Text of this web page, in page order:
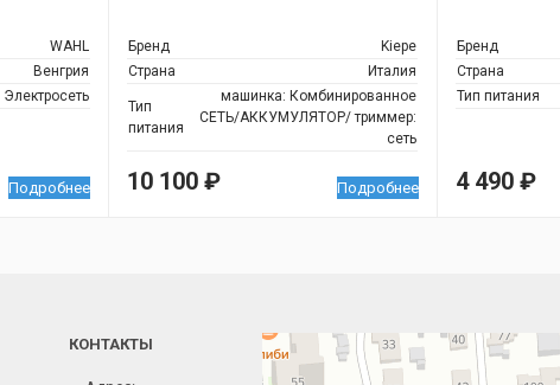
WAHL
Венгрия
Электросеть
Подробнее
Бренд
Kiepe
Страна
Италия
Тип
питания
машинка: Комбинированное
СЕТЬ/АККУМУЛЯТОР/ триммер:
сеть
10 100 ₽ Подробнее
Бренд
Страна
Тип питания
4 490 ₽
КОНТАКТЫ
Челябинск
Новороссийская улица, 122 — Яндекс.Карты